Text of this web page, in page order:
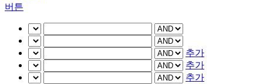
버튼
추가
추가
추가